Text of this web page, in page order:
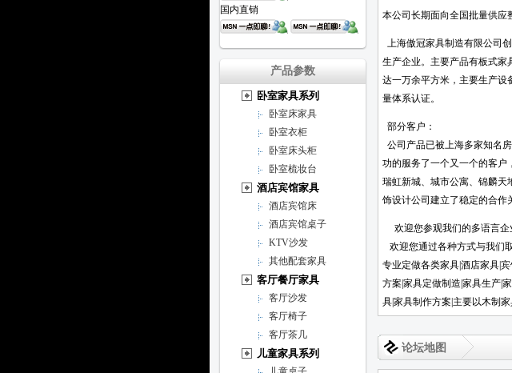
国内直销
产品参数
卧室家具系列
卧室床家具
卧室衣柜
卧室床头柜
卧室梳妆台
酒店宾馆家具
酒店宾馆床
酒店宾馆桌子
KTV沙发
其他配套家具
客厅餐厅家具
客厅沙发
客厅椅子
客厅茶几
儿童家具系列
本公司长期面向全国批量供应
上海傲冠家具制造有限公司
生产企业。主要产品有板式家
达一万余平方米，主要生产设
量体系认证。
部分客户：
公司产品已被上海多家知名
功的服务了一个又一个的客
瑞虹新城、城市公寓、锦麟天
饰设计公司建立了稳定的
欢迎您参观我们的多语言企
欢迎您通过各种方式与我们
专业定做各类家具|酒店家具|
方案|家具定做制造|家具生产|
具|家具制作方案|主要以木制
论坛地图